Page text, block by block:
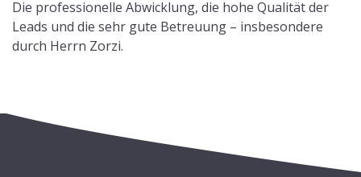
Die professionelle Abwicklung, die hohe Qualität der
Leads und die sehr gute Betreuung – insbesondere
durch Herrn Zorzi.